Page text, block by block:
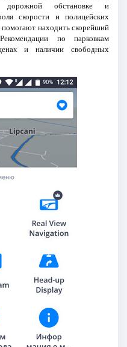
дорожной обстановке и
скорости и полицейских
находить скорейший
по парковкам
и наличии свободных